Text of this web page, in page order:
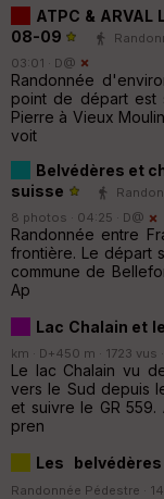
ATPC &
08-09
03:01 · D@
Randonnée
point de départ est
Pierre à Vieux
voit
Belvédères et
suisse
8 photos · 04:25 · D@
Randonnée entre
frontière. Le départ
commune de
Ap
Lac Chalain et
km · D+450 m · 1723 vus
Le lac Chalain vu
vers le Sud depuis
et suivre le GR
pren
Les
Randonnée Pédestre ·